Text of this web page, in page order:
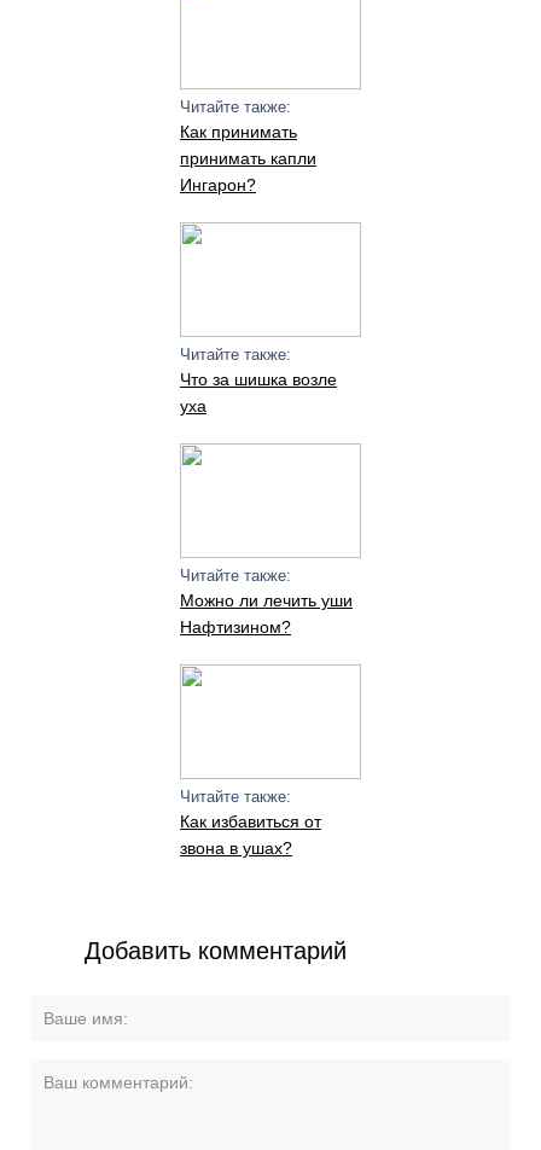
Читайте также:
Как принимать
принимать капли
Ингарон?
Читайте также:
Что за шишка возле
уха
Читайте также:
Можно ли лечить уши
Нафтизином?
Читайте также:
Как избавиться от
звона в ушах?
Добавить комментарий